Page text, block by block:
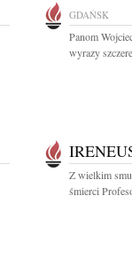
GDAŃSK
Panom
wyrazy
Z wielkim
śmierci